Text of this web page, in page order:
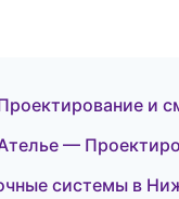
и
—
системы в